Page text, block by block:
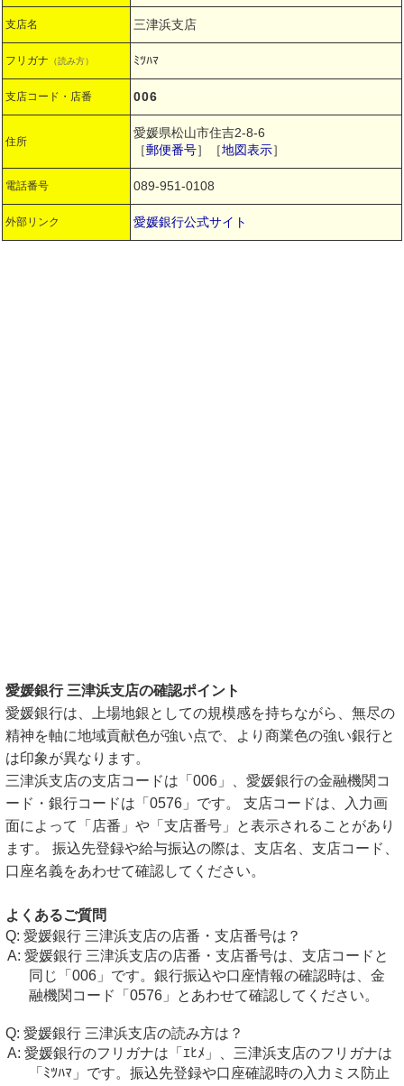
支店名 三津浜支店
フリガナ （読み方） ﾐﾂﾊﾏ
支店コード・店番 006
住所
愛媛県松山市住吉2-8-6
［郵便番号］［地図表示］
電話番号 089-951-0108
外部リンク 愛媛銀行公式サイト
愛媛銀行 三津浜支店の確認ポイント
愛媛銀行は、上場地銀としての規模感を持ちながら、無尽の
精神を軸に地域貢献色が強い点で、より商業色の強い銀行と
は印象が異なります。
三津浜支店の支店コードは「006」、愛媛銀行の金融機関コ
ード・銀行コードは「0576」です。 支店コードは、入力画
面によって「店番」や「支店番号」と表示されることがあり
ます。 振込先登録や給与振込の際は、支店名、支店コード、
口座名義をあわせて確認してください。
よくあるご質問
愛媛銀行 三津浜支店の店番・支店番号は？
愛媛銀行 三津浜支店の店番・支店番号は、支店コードと
同じ「006」です。銀行振込や口座情報の確認時は、金
融機関コード「0576」とあわせて確認してください。
愛媛銀行 三津浜支店の読み方は？
愛媛銀行のフリガナは「ｴﾋﾒ」、三津浜支店のフリガナは
「ﾐﾂﾊﾏ」です。振込先登録や口座確認時の入力ミス防止